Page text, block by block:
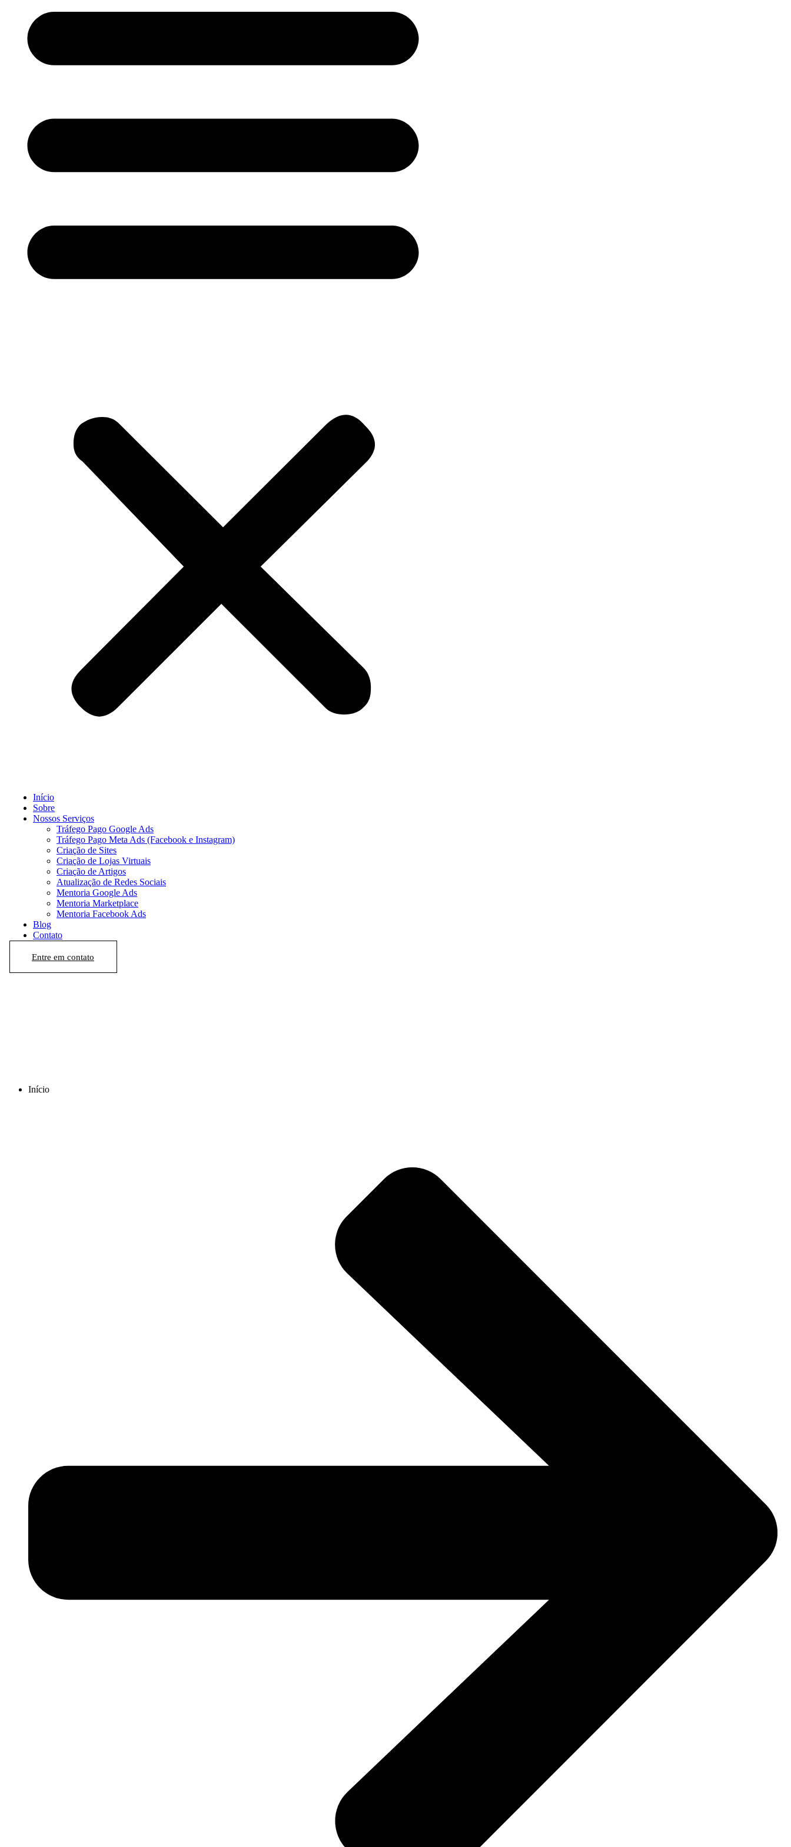
Início
Sobre
Nossos Serviços
Tráfego Pago Google Ads
Tráfego Pago Meta Ads (Facebook e Instagram)
Criação de Sites
Criação de Lojas Virtuais
Criação de Artigos
Atualização de Redes Sociais
Mentoria Google Ads
Mentoria Marketplace
Mentoria Facebook Ads
Blog
Contato
Entre em contato
Início